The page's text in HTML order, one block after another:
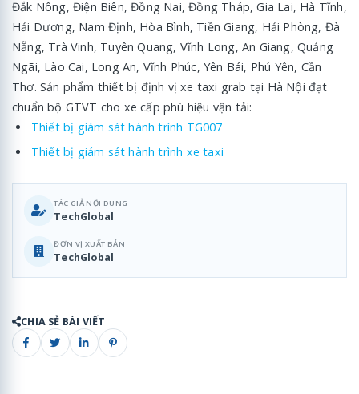
Đắk Nông, Điện Biên, Đồng Nai, Đồng Tháp, Gia Lai, Hà Tĩnh,
Hải Dương, Nam Định, Hòa Bình, Tiền Giang, Hải Phòng, Đà
Nẵng, Trà Vinh, Tuyên Quang, Vĩnh Long, An Giang, Quảng
Ngãi, Lào Cai, Long An, Vĩnh Phúc, Yên Bái, Phú Yên, Cần
Thơ. Sản phẩm thiết bị định vị xe taxi grab tại Hà Nội đạt
chuẩn bộ GTVT cho xe cấp phù hiệu vận tải:
Thiết bị giám sát hành trình TG007
Thiết bị giám sát hành trình xe taxi
TÁC GIẢ NỘI DUNG
TechGlobal
ĐƠN VỊ XUẤT BẢN
TechGlobal
CHIA SẺ BÀI VIẾT